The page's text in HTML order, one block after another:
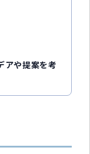
アや提案を考